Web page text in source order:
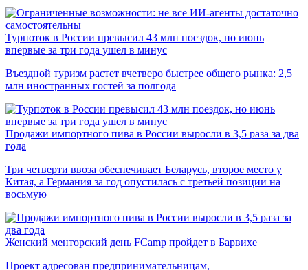
Турпоток в России превысил 43 млн поездок, но июнь
впервые за три года ушел в минус
Въездной туризм растет вчетверо быстрее общего рынка: 2,5
млн иностранных гостей за полгода
Продажи импортного пива в России выросли в 3,5 раза за два
года
Три четверти ввоза обеспечивает Беларусь, второе место у
Китая, а Германия за год опустилась с третьей позиции на
восьмую
Женский менторский день FCamp пройдет в Барвихе
Проект адресован предпринимательницам,